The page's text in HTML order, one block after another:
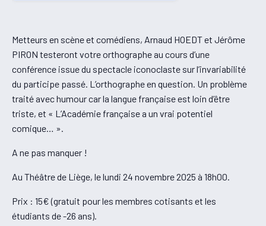
Metteurs en scène et comédiens, Arnaud HOEDT et Jérôme
PIRON testeront votre orthographe au cours d’une
conférence issue du spectacle iconoclaste sur l’invariabilité
du participe passé. L’orthographe en question. Un problème
traité avec humour car la langue française est loin d’être
triste, et « L’Académie française a un vrai potentiel
comique… ».
A ne pas manquer !
Au Théâtre de Liège, le lundi 24 novembre 2025 à 18h00.
Prix : 15€ (gratuit pour les membres cotisants et les
étudiants de -26 ans).